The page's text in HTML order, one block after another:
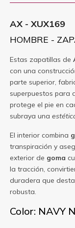
AX - XUX169
HOMBRE -
Estas zapatillas de
con una
parte superior,
superpuestos para
protege el pie en
subraya una
El interior combina
transpiración y
exterior de goma
la tracción,
duradera que
robusta.
Color: NAVY